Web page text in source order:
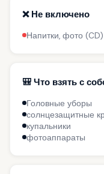
❌ Не включено
Напитки, фото (CD)
🎒 Что взять с
Головные уборы
солнцезащитные
купальники
фотоаппараты